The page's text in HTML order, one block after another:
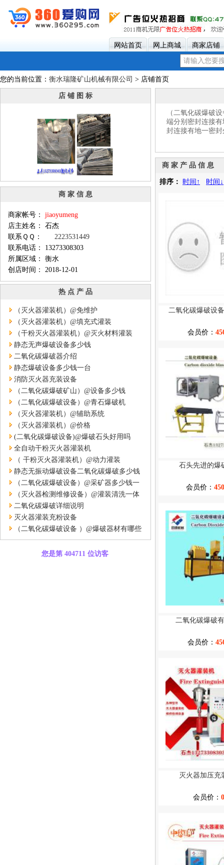
网站首页 网上商城 商家店铺
您的当前位置： 衡水瑞隆矿山机械有限公司 > 店铺首页
店 铺 图 标
商 家 信 息
商家帐号： jiaoyumeng
店主姓名： 石杰
联系ＱＱ：
2223531449
联系电话： 13273308303
所属区域： 衡水
创店时间： 2018-12-01
热 点 产 品
（灭火器灌装机）@免维护
（灭火器灌装机）@填充式灌装
（干粉灭火器灌装机）@灭火材料灌装
静态无声爆破设备多少钱
二氧化碳爆破器介绍
静态爆破设备多少钱一台
消防灭火器充装设备
（二氧化碳爆破矿山）@设备多少钱
（二氧化碳爆破设备）@青石爆破机
（灭火器灌装机）@辅助系统
（灭火器灌装机）@价格
(二氧化碳爆破设备)@爆破石头好用吗
全自动干粉灭火器灌装机
（ 干粉灭火器灌装机）@动力灌装
静态无振动爆破设备二氧化碳爆破多少钱
一台（二氧化碳爆破设备）@采矿器多少钱一
台
（灭火器检测维修设备）@灌装清洗一体
二氧化碳爆破详细说明
灭火器灌装充粉设备
（二氧化碳爆破设备 ）@爆破器材有哪些
您是第 404711 位访客
（二氧化碳爆破
端分别密封连接
封连接有地一密
商 家 产 品 信 息
排序： 时间↑ 时间↓
二氧化碳爆破设
会员价：
石头先进的爆
会员价：
二氧化碳爆破
会员价：
灭火器加压充
会员价：